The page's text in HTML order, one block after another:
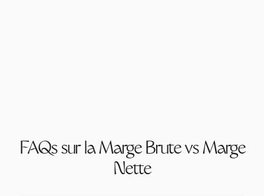
FAQs sur la Marge Brute vs Marge
Nette